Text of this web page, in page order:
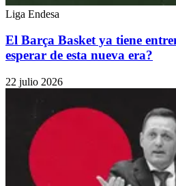
Liga Endesa
El Barça Basket ya tiene
esperar de esta nueva era?
22 julio 2026